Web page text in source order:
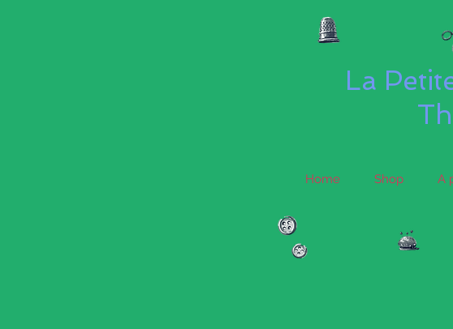
La
Home Shop A